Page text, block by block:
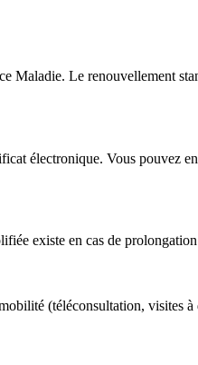
Maladie. Le renouvellement
électronique. Vous pouvez
existe en cas de
(téléconsultation, visites